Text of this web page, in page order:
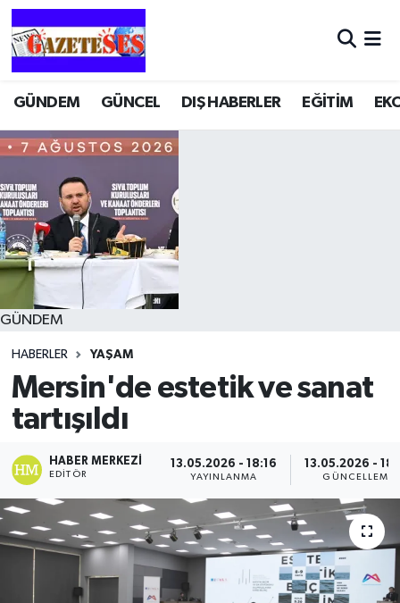
GÜNDEM GÜNCEL DIŞ HABERLER EĞİTİM
GÜNDEM
HABERLER YAŞAM
Mersin'de estetik ve sanat
tartışıldı
HABER MERKEZI
EDITÖR
13.05.2026 - 18:16
YAYINLANMA
13.05.2026 -
GÜNCELLEME